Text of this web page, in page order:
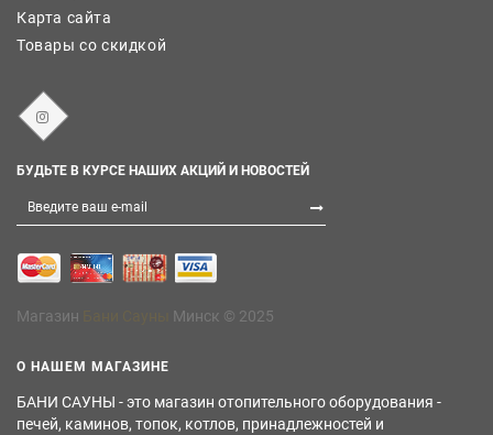
Карта сайта
Товары со скидкой
БУДЬТЕ В КУРСЕ НАШИХ АКЦИЙ И НОВОСТЕЙ
Магазин Минск © 2025
О НАШЕМ МАГАЗИНЕ
БАНИ САУНЫ - это магазин отопительного оборудования -
печей, каминов, топок, котлов, принадлежностей и